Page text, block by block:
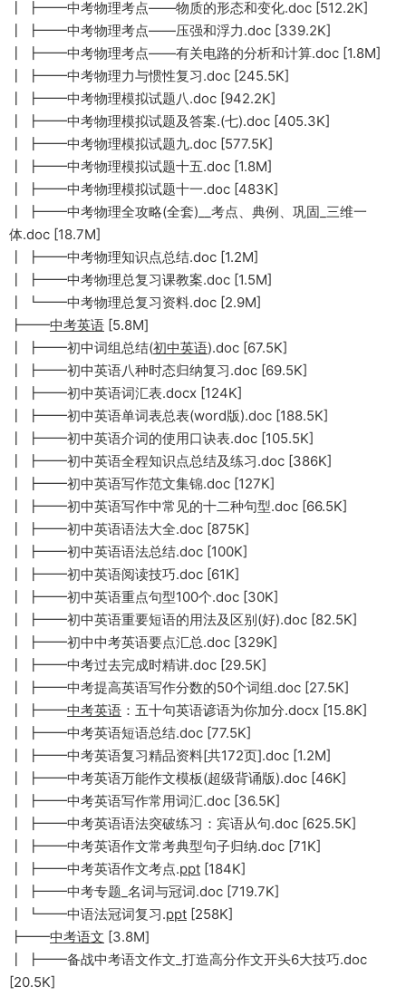
┃ ┣━━中考物理考点――物质的形态和变化.doc [512.2K]
┃ ┣━━中考物理考点――压强和浮力.doc [339.2K]
┃ ┣━━中考物理考点――有关电路的分析和计算.doc [1.8M]
┃ ┣━━中考物理力与惯性复习.doc [245.5K]
┃ ┣━━中考物理模拟试题八.doc [942.2K]
┃ ┣━━中考物理模拟试题及答案.(七).doc [405.3K]
┃ ┣━━中考物理模拟试题九.doc [577.5K]
┃ ┣━━中考物理模拟试题十五.doc [1.8M]
┃ ┣━━中考物理模拟试题十一.doc [483K]
┃ ┣━━中考物理全攻略(全套)__考点、典例、巩固_三维一
体.doc [18.7M]
┃ ┣━━中考物理知识点总结.doc [1.2M]
┃ ┣━━中考物理总复习课教案.doc [1.5M]
┃ ┗━━中考物理总复习资料.doc [2.9M]
┣━━中考英语 [5.8M]
┃ ┣━━初中词组总结(初中英语).doc [67.5K]
┃ ┣━━初中英语八种时态归纳复习.doc [69.5K]
┃ ┣━━初中英语词汇表.docx [124K]
┃ ┣━━初中英语单词表总表(word版).doc [188.5K]
┃ ┣━━初中英语介词的使用口诀表.doc [105.5K]
┃ ┣━━初中英语全程知识点总结及练习.doc [386K]
┃ ┣━━初中英语写作范文集锦.doc [127K]
┃ ┣━━初中英语写作中常见的十二种句型.doc [66.5K]
┃ ┣━━初中英语语法大全.doc [875K]
┃ ┣━━初中英语语法总结.doc [100K]
┃ ┣━━初中英语阅读技巧.doc [61K]
┃ ┣━━初中英语重点句型100个.doc [30K]
┃ ┣━━初中英语重要短语的用法及区别(好).doc [82.5K]
┃ ┣━━初中中考英语要点汇总.doc [329K]
┃ ┣━━中考过去完成时精讲.doc [29.5K]
┃ ┣━━中考提高英语写作分数的50个词组.doc [27.5K]
┃ ┣━━中考英语 ：五十句英语谚语为你加分.docx [15.8K]
┃ ┣━━中考英语短语总结.doc [77.5K]
┃ ┣━━中考英语复习精品资料[共172页].doc [1.2M]
┃ ┣━━中考英语万能作文模板(超级背诵版).doc [46K]
┃ ┣━━中考英语写作常用词汇.doc [36.5K]
┃ ┣━━中考英语语法突破练习：宾语从句.doc [625.5K]
┃ ┣━━中考英语作文常考典型句子归纳.doc [71K]
┃ ┣━━中考英语作文考点.ppt [184K]
┃ ┣━━中考专题_名词与冠词.doc [719.7K]
┃ ┗━━中语法冠词复习.ppt [258K]
┣━━中考语文 [3.8M]
┃ ┣━━备战中考语文作文_打造高分作文开头6大技巧.doc
[20.5K]